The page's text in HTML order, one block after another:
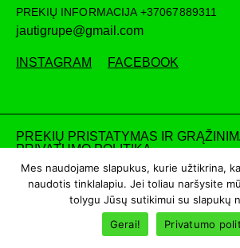
PREKIŲ INFORMACIJA +37067889311
jautigrupe@gmail.com
INSTAGRAM FACEBOOK
PREKIŲ PRISTATYMAS IR
PRIVATUMO POLITIKA
Mes naudojame slapukus, kurie užtikrina,
naudotis tinklalapiu. Jei toliau naršysite
tolygu Jūsų sutikimui su slapukų
Gerai!
Privatumo